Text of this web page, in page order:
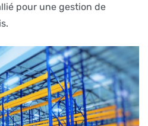
pour une gestion de